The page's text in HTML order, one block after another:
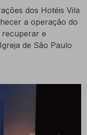
dos Hotéis Vila
a operação do
recuperar e
de São Paulo